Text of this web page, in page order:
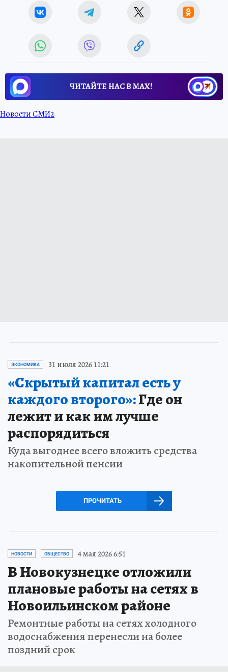
ЧИТАЙТЕ НАС В МАХ!
Новости СМИ2
ЭКОНОМИКА 31 июля 2026 11:21
«Скрытый капитал есть у
каждого второго»:Где он
лежит и как им лучше
распорядиться
Куда выгоднее всего вложить средства
накопительной пенсии
ПРОЧИТАТЬ
НОВОСТИ ОБЩЕСТВО 4 мая 2026 6:51
В Новокузнецке отложили
плановые работы на сетях в
Новоильинском районе
Ремонтные работы на сетях холодного
водоснабжения перенесли на более
поздний срок